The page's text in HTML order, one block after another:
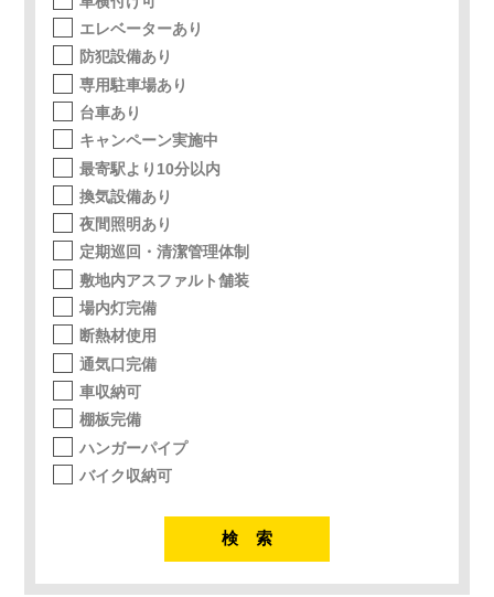
エレベーターあり
防犯設備あり
専用駐車場あり
台車あり
キャンペーン実施中
最寄駅より10分以内
換気設備あり
夜間照明あり
定期巡回・清潔管理体制
敷地内アスファルト舗装
場内灯完備
断熱材使用
通気口完備
車収納可
棚板完備
ハンガーパイプ
バイク収納可